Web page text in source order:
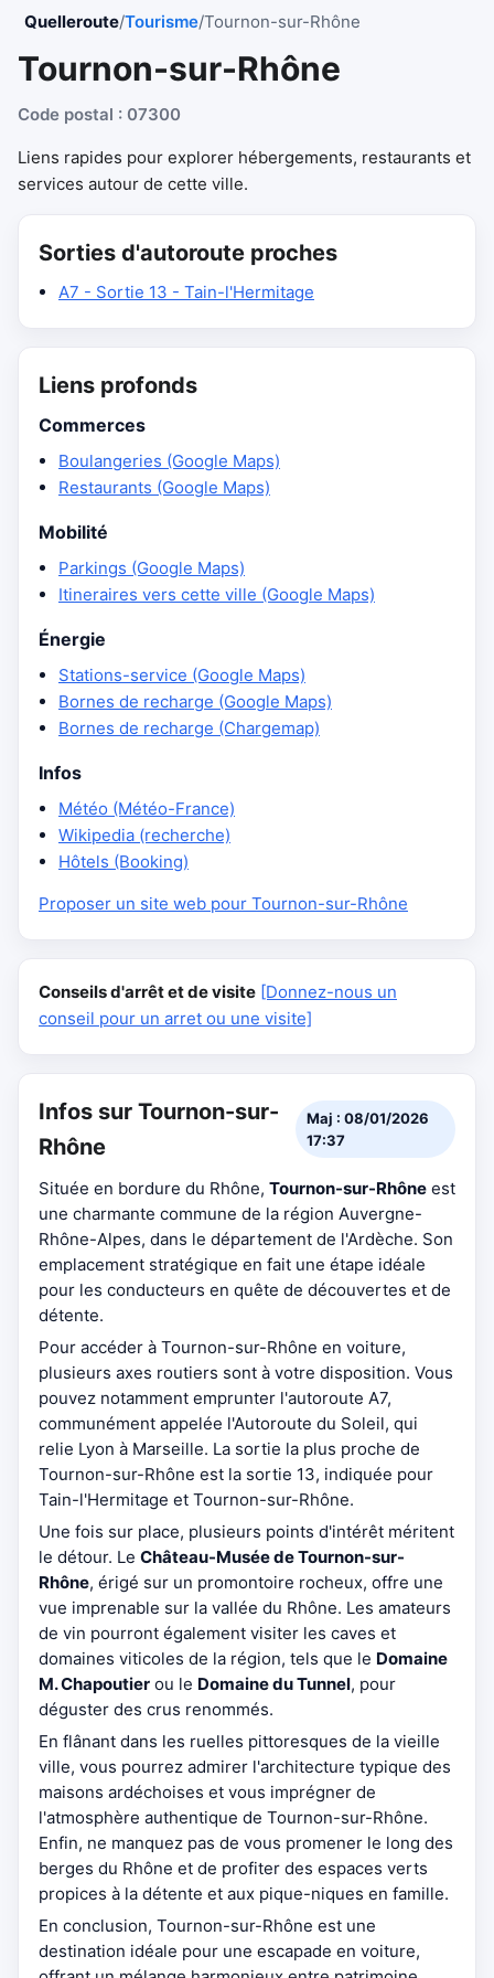
Quelleroute/Tourisme/Tournon-sur-Rhône
Tournon-sur-Rhône
Code postal : 07300
Liens rapides pour explorer hébergements, restaurants et
services autour de cette ville.
Sorties d'autoroute proches
A7 - Sortie 13 - Tain-l'Hermitage
Liens profonds
Commerces
Boulangeries (Google Maps)
Restaurants (Google Maps)
Mobilité
Parkings (Google Maps)
Itineraires vers cette ville (Google Maps)
Énergie
Stations-service (Google Maps)
Bornes de recharge (Google Maps)
Bornes de recharge (Chargemap)
Infos
Météo (Météo-France)
Wikipedia (recherche)
Hôtels (Booking)
Proposer un site web pour Tournon-sur-Rhône
Conseils d'arrêt et de visite [Donnez-nous un
conseil pour un arret ou une visite]
Infos sur Tournon-sur-
Rhône
Maj : 08/01/2026
17:37
Située en bordure du Rhône, Tournon-sur-Rhône est
une charmante commune de la région Auvergne-
Rhône-Alpes, dans le département de l'Ardèche. Son
emplacement stratégique en fait une étape idéale
pour les conducteurs en quête de découvertes et de
détente.
Pour accéder à Tournon-sur-Rhône en voiture,
plusieurs axes routiers sont à votre disposition. Vous
pouvez notamment emprunter l'autoroute A7,
communément appelée l'Autoroute du Soleil, qui
relie Lyon à Marseille. La sortie la plus proche de
Tournon-sur-Rhône est la sortie 13, indiquée pour
Tain-l'Hermitage et Tournon-sur-Rhône.
Une fois sur place, plusieurs points d'intérêt méritent
le détour. Le Château-Musée de Tournon-sur-
Rhône, érigé sur un promontoire rocheux, offre une
vue imprenable sur la vallée du Rhône. Les amateurs
de vin pourront également visiter les caves et
domaines viticoles de la région, tels que le Domaine
M. Chapoutier ou le Domaine du Tunnel, pour
déguster des crus renommés.
En flânant dans les ruelles pittoresques de la vieille
ville, vous pourrez admirer l'architecture typique des
maisons ardéchoises et vous imprégner de
l'atmosphère authentique de Tournon-sur-Rhône.
Enfin, ne manquez pas de vous promener le long des
berges du Rhône et de profiter des espaces verts
propices à la détente et aux pique-niques en famille.
En conclusion, Tournon-sur-Rhône est une
destination idéale pour une escapade en voiture,